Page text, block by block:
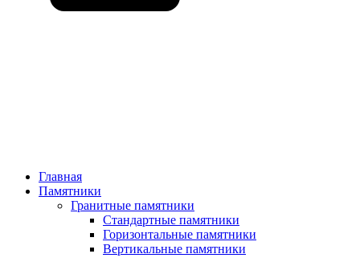
Главная
Памятники
Гранитные памятники
Стандартные памятники
Горизонтальные памятники
Вертикальные памятники